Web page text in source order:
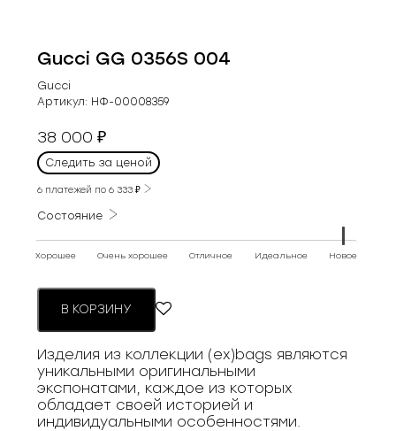
Gucci GG 0356S 004
Gucci
Артикул: НФ-00008359
38 000₽
Следить за ценой
6 платежей по6 333₽
Состояние
Хорошее Очень хорошее Отличное Идеальное Новое
В КОРЗИНУ
Изделия из коллекции (ex)bags являются
уникальными оригинальными
экспонатами, каждое из которых
обладает своей историей и
индивидуальными особенностями.